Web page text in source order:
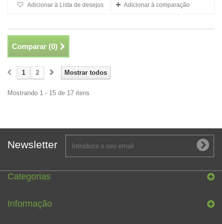
Adicionar à Lista de desejos Adicionar à comparação
Comparar (0)
Mostrar todos
1 2
Mostrando 1 - 15 de 17 itens
Newsletter
Categorias
Informação